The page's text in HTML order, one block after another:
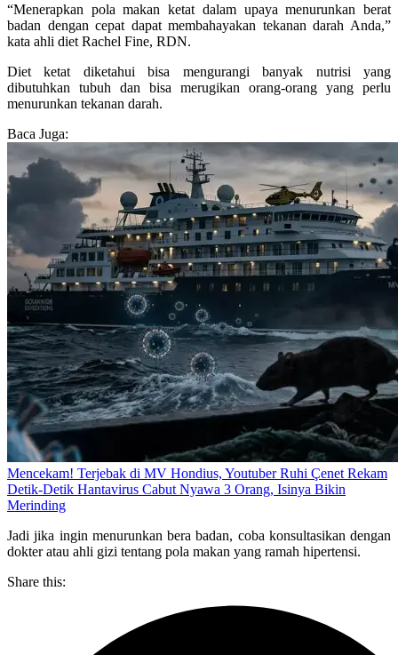
“Menerapkan pola makan ketat dalam upaya menurunkan berat
badan dengan cepat dapat membahayakan tekanan darah Anda,”
kata ahli diet Rachel Fine, RDN.
Diet ketat diketahui bisa mengurangi banyak nutrisi yang
dibutuhkan tubuh dan bisa merugikan orang-orang yang perlu
menurunkan tekanan darah.
Baca Juga:
Mencekam! Terjebak di MV Hondius, Youtuber Ruhi Çenet Rekam
Detik-Detik Hantavirus Cabut Nyawa 3 Orang, Isinya Bikin
Merinding
Jadi jika ingin menurunkan bera badan, coba konsultasikan dengan
dokter atau ahli gizi tentang pola makan yang ramah hipertensi.
Share this: